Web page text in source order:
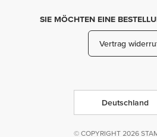
SIE MÖCHTEN EINE
Vertrag
Deutschland
© COPYRIGHT 2026